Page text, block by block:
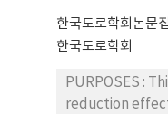
한국도로학회논문집
한국도로학회
PURPOSES :
reduction